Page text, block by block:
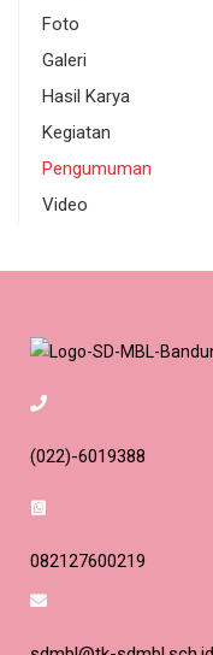
Foto
Galeri
Hasil Karya
Kegiatan
Pengumuman
Video
(022)-6019388
082127600219